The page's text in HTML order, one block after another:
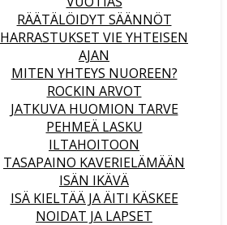
RÄÄTÄLÖIDYT SÄÄNNÖT
HARRASTUKSET VIE YHTEISEN
AJAN
MITEN YHTEYS NUOREEN?
ROCKIN ARVOT
JATKUVA HUOMION TARVE
PEHMEÄ LASKU
ILTAHOITOON
TASAPAINO KAVERIELÄMÄÄN
ISÄN IKÄVÄ
ISÄ KIELTÄÄ JA ÄITI KÄSKEE
NOIDAT JA LAPSET